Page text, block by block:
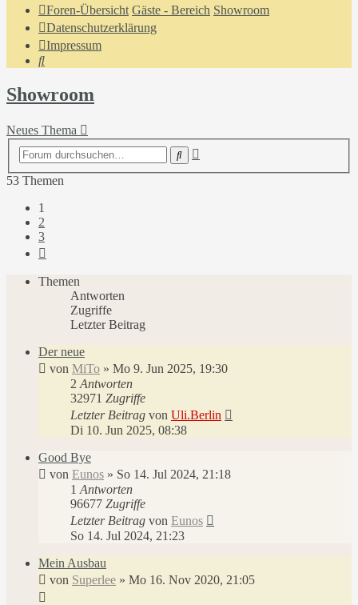
Foren-Übersicht Gäste - Bereich Showroom
Datenschutzerklärung
Impressum
Suche
Showroom
Neues Thema
Suche
53 Themen
1
2
3
Themen
Antworten
Zugriffe
Letzter Beitrag
Der neue
von MiTo » Mo 9. Jun 2025, 19:30
2 Antworten
32971 Zugriffe
Letzter Beitrag von Uli.Berlin
Di 10. Jun 2025, 08:38
Good Bye
von Eunos » So 14. Jul 2024, 21:18
1 Antworten
96677 Zugriffe
Letzter Beitrag von Eunos
So 14. Jul 2024, 21:23
Mein Ausbau
von Superlee » Mo 16. Nov 2020, 21:05